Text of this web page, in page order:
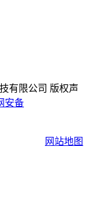
有限公司 版权声
安备
网站地图